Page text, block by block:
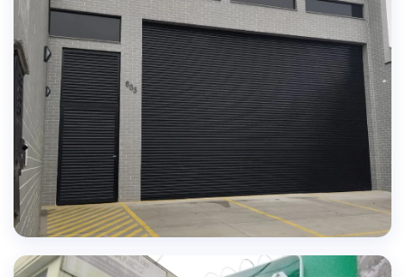
Portas sob medida para cada necessidade